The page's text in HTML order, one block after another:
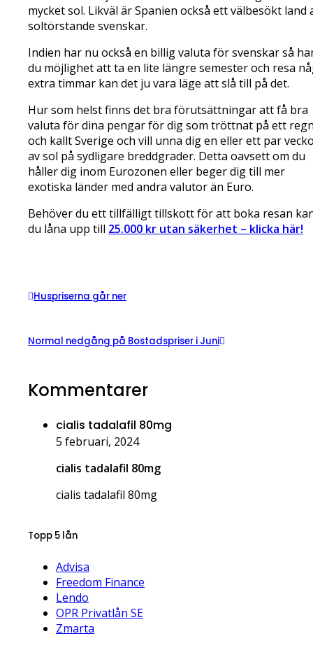
mycket sol. Likväl är Spanien också ett välbesökt land
soltörstande svenskar.
Indien har nu också en billig valuta för svenskar så
du möjlighet att ta en lite längre semester och resa
extra timmar kan det ju vara läge att slå till på det.
Hur som helst finns det bra förutsättningar att få bra
valuta för dina pengar för dig som tröttnat på ett
och kallt Sverige och vill unna dig en eller ett par
av sol på sydligare breddgrader. Detta oavsett om du
håller dig inom Eurozonen eller beger dig till mer
exotiska länder med andra valutor än Euro.
Behöver du ett tillfälligt tillskott för att boka resan
du låna upp till 25.000 kr utan säkerhet – klicka här!
Huspriserna går ner
Normal nedgång på Bostadspriser i Juni
Kommentarer
cialis tadalafil 80mg
5 februari, 2024
cialis tadalafil 80mg
cialis tadalafil 80mg
Topp 5 lån
Advisa
Freedom Finance
Lendo
OPR Privatlån SE
Zmarta